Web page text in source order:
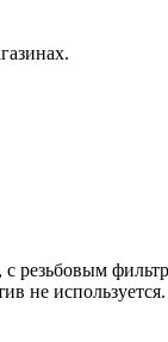
не используется.